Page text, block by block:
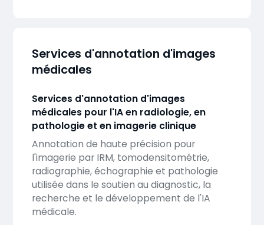
Services d'annotation d'images
médicales
Services d'annotation d'images
médicales pour l'IA en radiologie, en
pathologie et en imagerie clinique
Annotation de haute précision pour
l'imagerie par IRM, tomodensitométrie,
radiographie, échographie et pathologie
utilisée dans le soutien au diagnostic, la
recherche et le développement de l'IA
médicale.